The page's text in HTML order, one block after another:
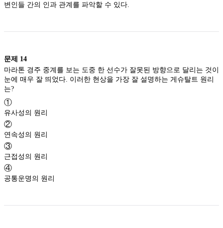
변인들 간의 인과 관계를 파악할 수 있다.
문제 14
마라톤 경주 중계를 보는 도중 한 선수가 잘못된 방향으로 달리는 것이
눈에 매우 잘 띄었다. 이러한 현상을 가장 잘 설명하는 게슈탈트 원리
①
유사성의 원리
②
연속성의 원리
③
근접성의 원리
④
공통운명의 원리